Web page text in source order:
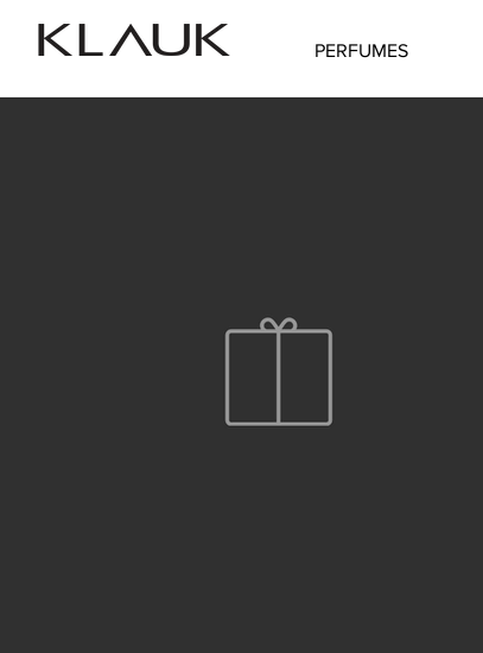
PERFUMES